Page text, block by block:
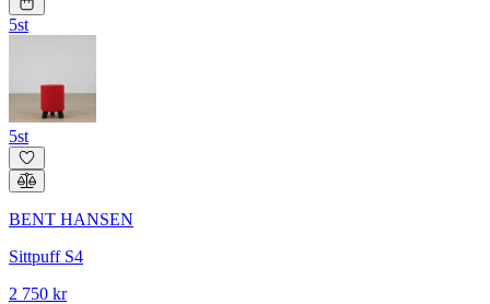
5st
5st
BENT HANSEN
Sittpuff S4
2 750 kr